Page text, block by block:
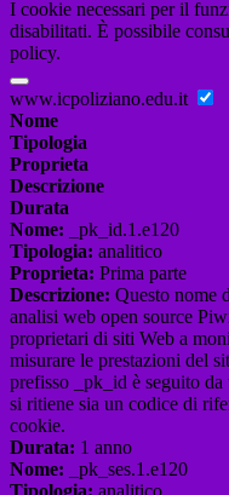
I cookie necessari per il
disabilitati. È possibile
policy.
www.icpoliziano.edu.it
Nome
Tipologia
Proprieta
Descrizione
Durata
Nome: _pk_id.1.e120
Tipologia: analitico
Proprieta: Prima parte
Descrizione: Questo nome
analisi web open source
proprietari di siti Web a
misurare le prestazioni del
prefisso _pk_id è seguito
si ritiene sia un codice di
cookie.
Durata: 1 anno
Nome: _pk_ses.1.e120
Tipologia: analitico